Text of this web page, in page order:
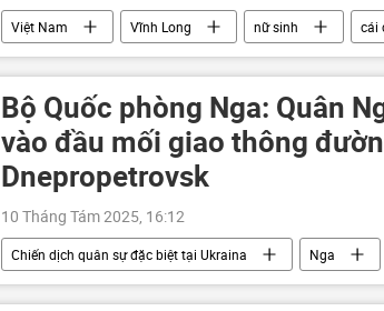
Việt Nam Vĩnh Long nữ sinh cái
khởi tố
tử vong công an tai nạn
Bộ Quốc phòng Nga: Quân
vào đầu mối giao thông
Dnepropetrovsk
10 Tháng Tám 2025, 16:12
Chiến dịch quân sự đặc biệt tại Ukraina Nga
Cuộc khủng hoảng ở Ukraina
xung đột quân sự